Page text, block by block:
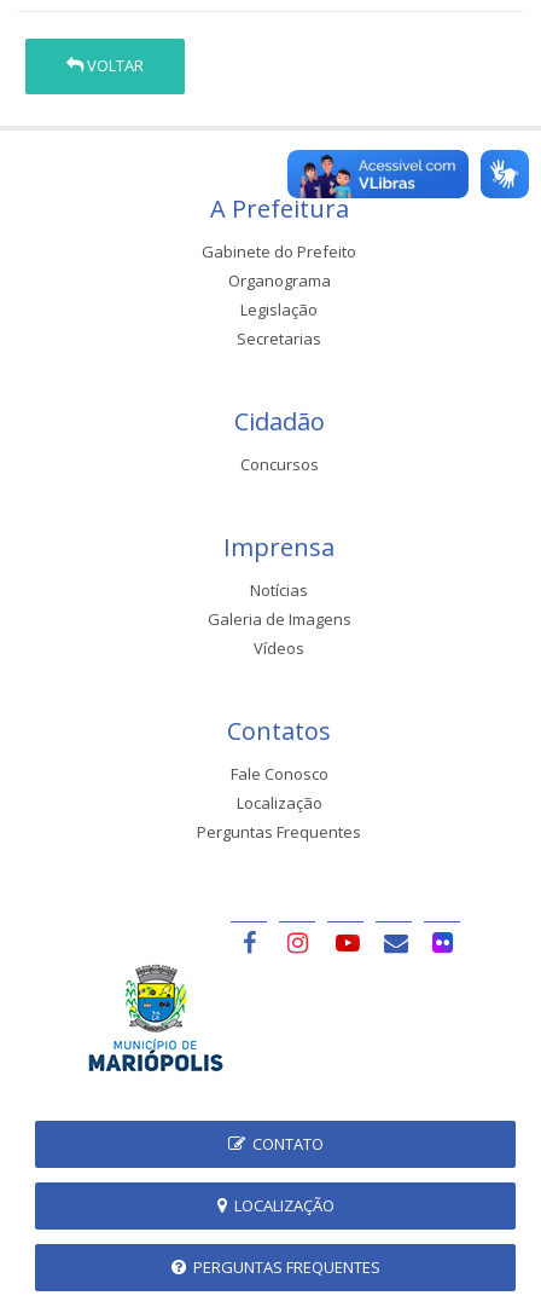
VOLTAR
A Prefeitura
Gabinete do Prefeito
Organograma
Legislação
Secretarias
Cidadão
Concursos
Imprensa
Notícias
Galeria de Imagens
Vídeos
Contatos
Fale Conosco
Localização
Perguntas Frequentes
CONTATO
LOCALIZAÇÃO
PERGUNTAS FREQUENTES